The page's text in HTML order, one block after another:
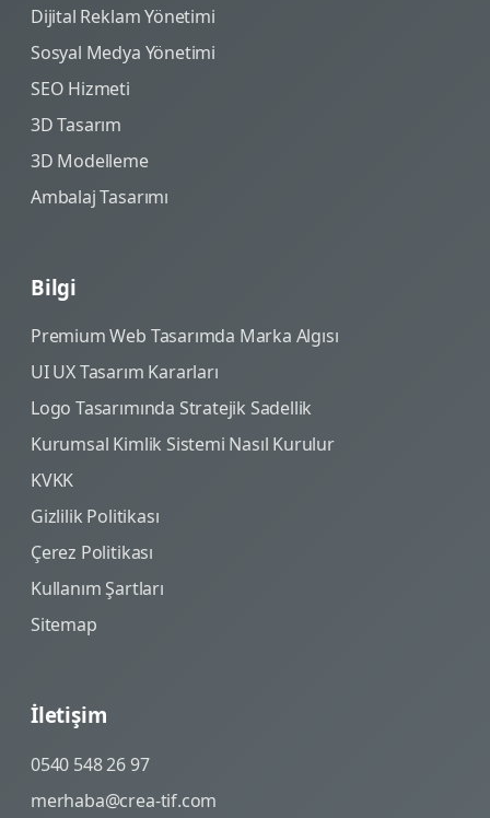
Dijital Reklam Yönetimi
Sosyal Medya Yönetimi
SEO Hizmeti
3D Tasarım
3D Modelleme
Ambalaj Tasarımı
Bilgi
Premium Web Tasarımda Marka Algısı
UI UX Tasarım Kararları
Logo Tasarımında Stratejik Sadellik
Kurumsal Kimlik Sistemi Nasıl Kurulur
KVKK
Gizlilik Politikası
Çerez Politikası
Kullanım Şartları
Sitemap
İletişim
0540 548 26 97
merhaba@crea-tif.com